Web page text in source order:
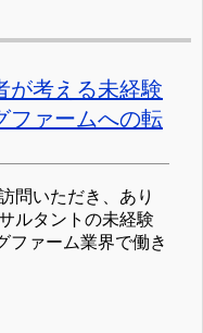
が考える未経験
ファームへの転
問いただき、あり
ルタントの未経験
ファーム業界で働き